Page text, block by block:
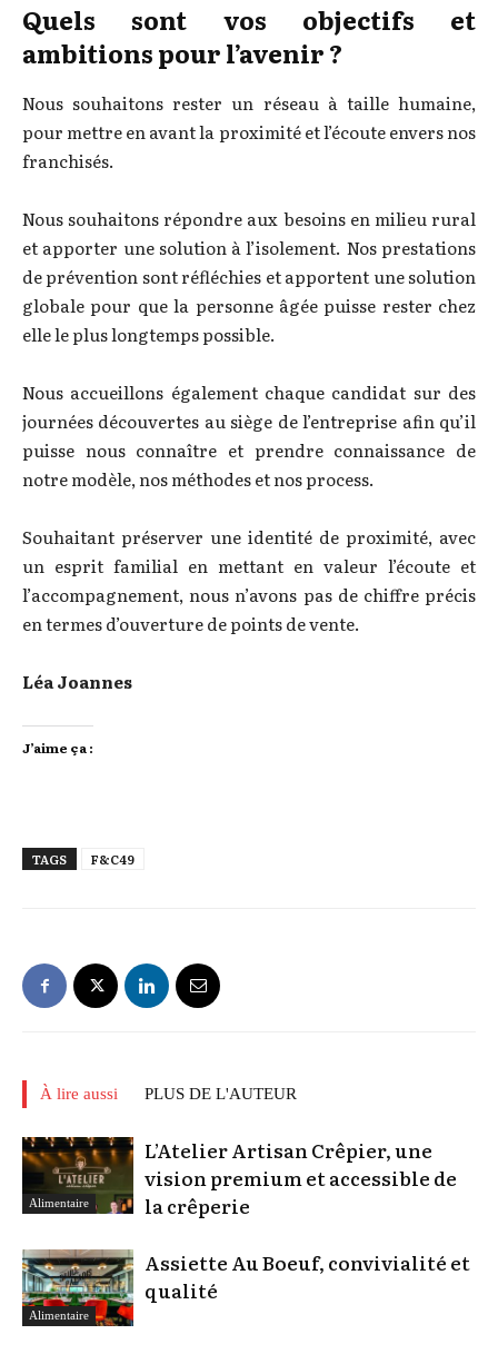
Quels sont vos objectifs et
ambitions pour l’avenir ?
Nous souhaitons rester un réseau à taille humaine,
pour mettre en avant la proximité et l’écoute envers nos
franchisés.
Nous souhaitons répondre aux besoins en milieu rural
et apporter une solution à l’isolement. Nos prestations
de prévention sont réfléchies et apportent une solution
globale pour que la personne âgée puisse rester chez
elle le plus longtemps possible.
Nous accueillons également chaque candidat sur des
journées découvertes au siège de l’entreprise afin qu’il
puisse nous connaître et prendre connaissance de
notre modèle, nos méthodes et nos process.
Souhaitant préserver une identité de proximité, avec
un esprit familial en mettant en valeur l’écoute et
l’accompagnement, nous n’avons pas de chiffre précis
en termes d’ouverture de points de vente.
Léa Joannes
J’aime ça :
TAGS F&C49
À lire aussi PLUS DE L'AUTEUR
Alimentaire
L’Atelier Artisan Crêpier, une
vision premium et accessible de
la crêperie
Alimentaire
Assiette Au Boeuf, convivialité et
qualité